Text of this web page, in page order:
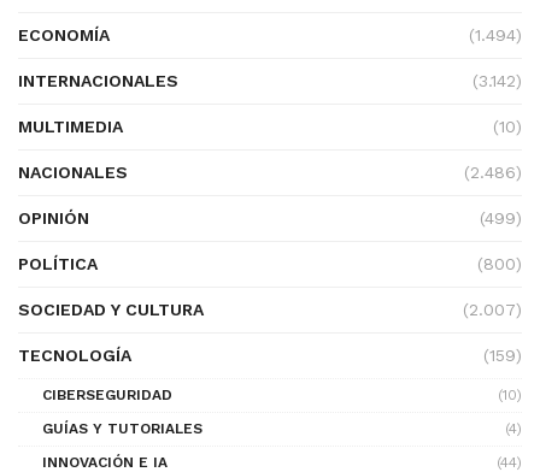
ECONOMÍA (1.494)
INTERNACIONALES (3.142)
MULTIMEDIA (10)
NACIONALES (2.486)
OPINIÓN (499)
POLÍTICA (800)
SOCIEDAD Y CULTURA (2.007)
TECNOLOGÍA (159)
CIBERSEGURIDAD
(10)
GUÍAS Y TUTORIALES
(4)
INNOVACIÓN E IA
(44)